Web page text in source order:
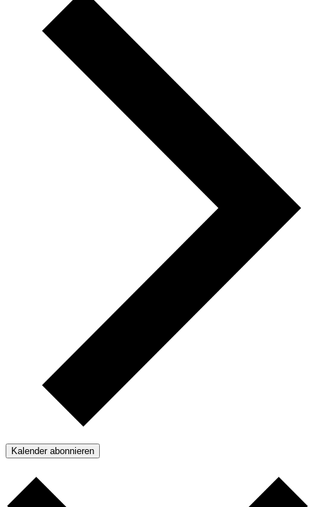
Kalender abonnieren